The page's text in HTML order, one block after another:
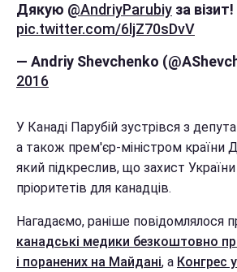
Дякую @AndriyParubiy за візит!
pic.twitter.com/6ljZ70sDvV
— Andriy Shevchenko
2016
У Канаді Парубій зустрівся з
а також прем'єр-міністром країни
який підкреслив, що захист
пріоритетів для канадців.
Нагадаємо, раніше повідомлялося
канадські медики безкоштовно
і поранених на Майдані, а Конгрес